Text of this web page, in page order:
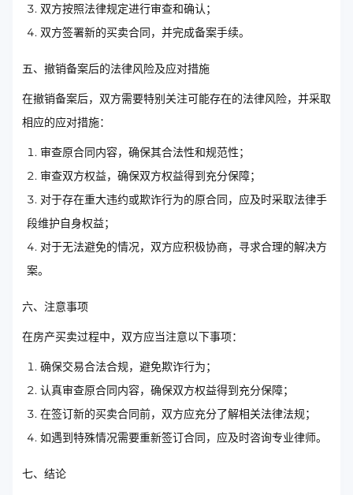
双方按照法律规定进行审查和确认；
双方签署新的买卖合同，并完成备案手续。
五、撤销备案后的法律风险及应对措施
在撤销备案后，双方需要特别关注可能存在的法律风险，并采取
相应的应对措施：
审查原合同内容，确保其合法性和规范性；
审查双方权益，确保双方权益得到充分保障；
对于存在重大违约或欺诈行为的原合同，应及时采取法律手
段维护自身权益；
对于无法避免的情况，双方应积极协商，寻求合理的解决方
案。
六、注意事项
在房产买卖过程中，双方应当注意以下事项：
确保交易合法合规，避免欺诈行为；
认真审查原合同内容，确保双方权益得到充分保障；
在签订新的买卖合同前，双方应充分了解相关法律法规；
如遇到特殊情况需要重新签订合同，应及时咨询专业律师。
七、结论